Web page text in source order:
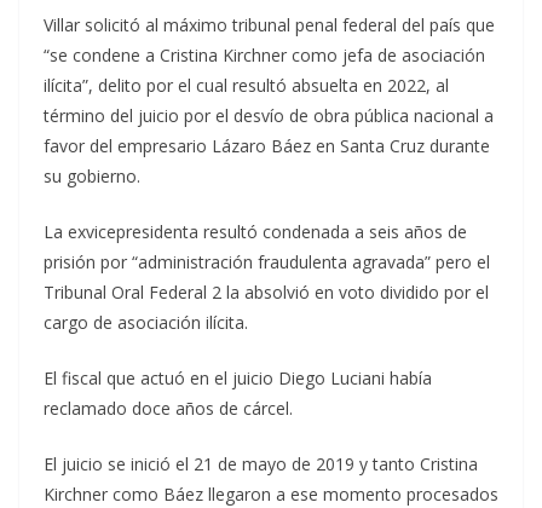
Villar solicitó al máximo tribunal penal federal del país que
“se condene a Cristina Kirchner como jefa de asociación
ilícita”, delito por el cual resultó absuelta en 2022, al
término del juicio por el desvío de obra pública nacional a
favor del empresario Lázaro Báez en Santa Cruz durante
su gobierno.
La exvicepresidenta resultó condenada a seis años de
prisión por “administración fraudulenta agravada” pero el
Tribunal Oral Federal 2 la absolvió en voto dividido por el
cargo de asociación ilícita.
El fiscal que actuó en el juicio Diego Luciani había
reclamado doce años de cárcel.
El juicio se inició el 21 de mayo de 2019 y tanto Cristina
Kirchner como Báez llegaron a ese momento procesados